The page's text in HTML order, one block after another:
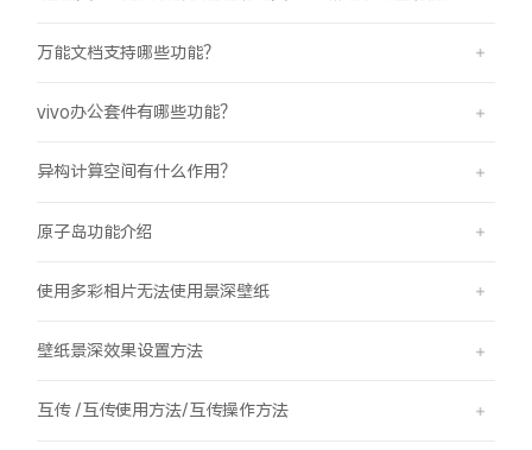
万能文档支持哪些功能？
vivo办公套件有哪些功能？
异构计算空间有什么作用？
原子岛功能介绍
使用多彩相片无法使用景深壁纸
壁纸景深效果设置方法
互传 /互传使用方法/互传操作方法